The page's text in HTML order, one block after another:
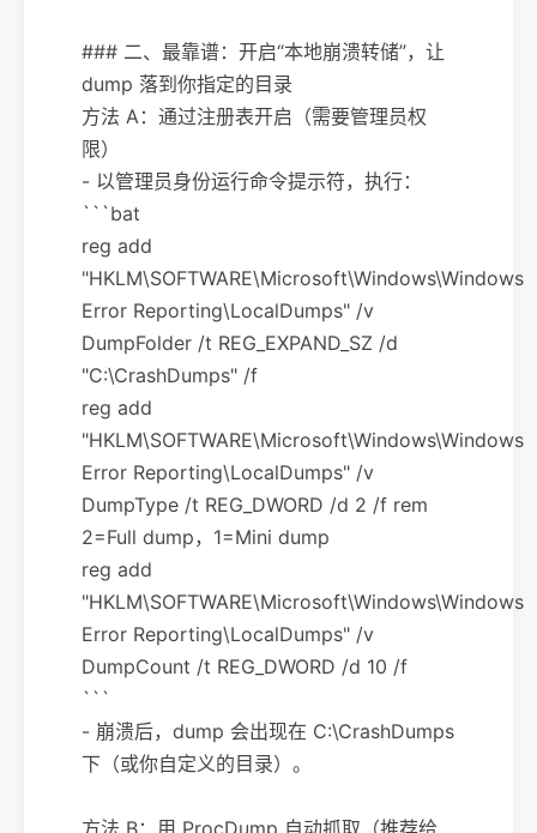
### 二、最靠谱：开启“本地崩溃转储”，让
dump 落到你指定的目录
方法 A：通过注册表开启（需要管理员权
限）
- 以管理员身份运行命令提示符，执行：
```bat
reg add
"HKLM\SOFTWARE\Microsoft\Windows\Windows
Error Reporting\LocalDumps" /v
DumpFolder /t REG_EXPAND_SZ /d
"C:\CrashDumps" /f
reg add
"HKLM\SOFTWARE\Microsoft\Windows\Windows
Error Reporting\LocalDumps" /v
DumpType /t REG_DWORD /d 2 /f rem
2=Full dump，1=Mini dump
reg add
"HKLM\SOFTWARE\Microsoft\Windows\Windows
Error Reporting\LocalDumps" /v
DumpCount /t REG_DWORD /d 10 /f
```
- 崩溃后，dump 会出现在 C:\CrashDumps
下（或你自定义的目录）。
方法 B：用 ProcDump 自动抓取（推荐给